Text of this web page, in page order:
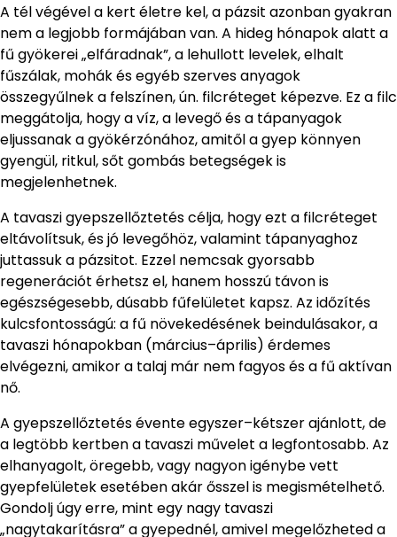
A tél végével a kert életre kel, a pázsit azonban gyakran
nem a legjobb formájában van. A hideg hónapok alatt a
fű gyökerei „elfáradnak”, a lehullott levelek, elhalt
fűszálak, mohák és egyéb szerves anyagok
összegyűlnek a felszínen, ún. filcréteget képezve. Ez a filc
meggátolja, hogy a víz, a levegő és a tápanyagok
eljussanak a gyökérzónához, amitől a gyep könnyen
gyengül, ritkul, sőt gombás betegségek is
megjelenhetnek.
A tavaszi gyepszellőztetés célja, hogy ezt a filcréteget
eltávolítsuk, és jó levegőhöz, valamint tápanyaghoz
juttassuk a pázsitot. Ezzel nemcsak gyorsabb
regenerációt érhetsz el, hanem hosszú távon is
egészségesebb, dúsabb fűfelületet kapsz. Az időzítés
kulcsfontosságú: a fű növekedésének beindulásakor, a
tavaszi hónapokban (március–április) érdemes
elvégezni, amikor a talaj már nem fagyos és a fű aktívan
nő.
A gyepszellőztetés évente egyszer–kétszer ajánlott, de
a legtöbb kertben a tavaszi művelet a legfontosabb. Az
elhanyagolt, öregebb, vagy nagyon igénybe vett
gyepfelületek esetében akár ősszel is megismételhető.
Gondolj úgy erre, mint egy nagy tavaszi
„nagytakarításra” a gyepednél, amivel megelőzheted a